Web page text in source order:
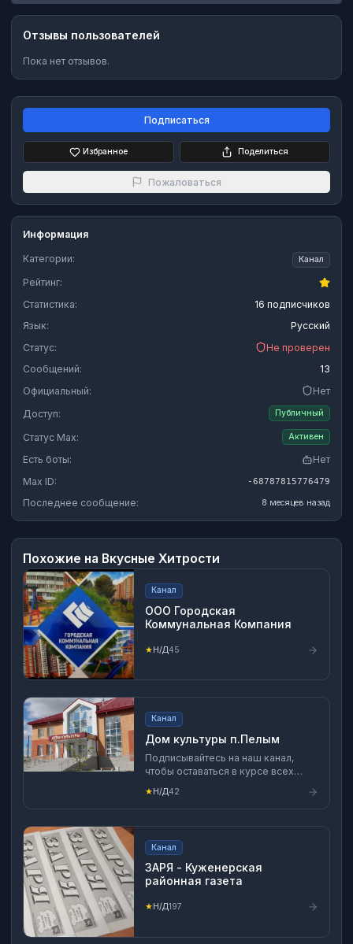
Отзывы пользователей
Пока нет отзывов.
Подписаться
Избранное Поделиться
Пожаловаться
Информация
Категории: Канал
Рейтинг:
Статистика:
16 подписчиков
Язык:
Русский
Статус:
Не проверен
Сообщений:
13
Официальный:
Нет
Доступ:
Публичный
Статус Max: Активен
Есть боты:
Нет
Max ID:
-68787815776479
Последнее сообщение: 8 месяцев назад
Похожие на Вкусные Хитрости
Канал
ООО Городская
Коммунальная Компания
★Н/Д45
Канал
Дом культуры п.Пелым
Подписывайтесь на наш канал,
чтобы оставаться в курсе всех
культурных событий и
мероприятий, которые проходят в
нашем Доме культуры! Наша
группа в ВК https://vk.com/dkpelym
★Н/Д42
Канал
ЗАРЯ - Куженерская
районная газета
★Н/Д197